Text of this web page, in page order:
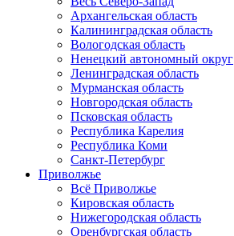
Архангельская область
Калининградская область
Вологодская область
Ненецкий автономный округ
Ленинградская область
Мурманская область
Новгородская область
Псковская область
Республика Карелия
Республика Коми
Санкт-Петербург
Приволжье
Всё Приволжье
Кировская область
Нижегородская область
Оренбургская область